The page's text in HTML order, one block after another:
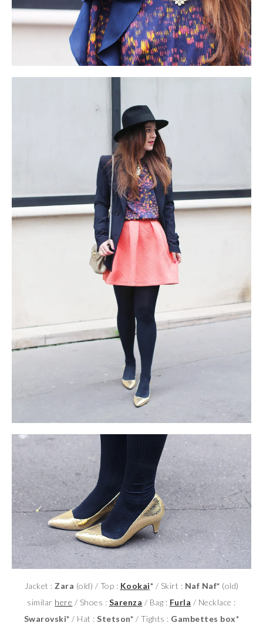
Jacket : Zara (old) / Top : Kookai* / Skirt : Naf Naf* (old)
similar here / Shoes : Sarenza / Bag : Furla / Necklace :
Swarovski* / Hat :Stetson* / Tights : Gambettes box*